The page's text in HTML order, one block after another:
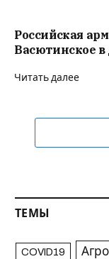
Российская
Васютинское
Читать далее
ТЕМЫ
COVID19